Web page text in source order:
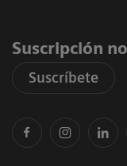
Suscripción
Suscríbete